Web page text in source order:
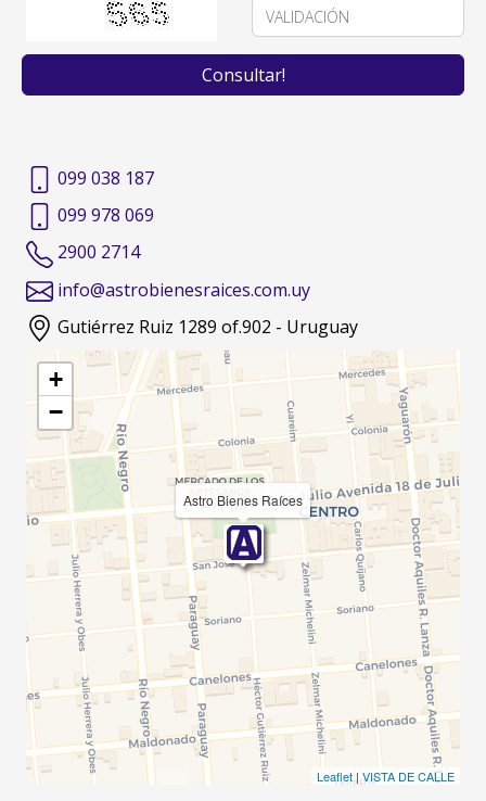
099 038 187
099 978 069
2900 2714
info@astrobienesraices.com.uy
Gutiérrez Ruiz 1289 of.902 - Uruguay
Astro Bienes Raíces
+
−
Leaflet |VISTA DE CALLE